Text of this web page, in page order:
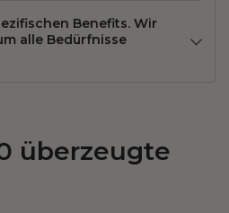
Benefits. Wir
alle Bedürfnisse
überzeugte